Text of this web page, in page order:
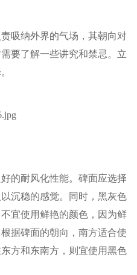
吸纳外界的气场，其朝向对
要了解一些讲究和禁忌。立
的耐风化性能。碑面应选择
沉稳的感觉。同时，黑灰色
宜使用鲜艳的颜色，因为鲜
据碑面的朝向，南方适合使
方和东南方，则宜使用黑色